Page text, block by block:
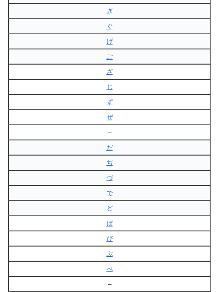
ぎ
ぐ
げ
ご
ざ
じ
ず
ぜ
–
だ
ぢ
づ
で
ど
ば
び
ぶ
べ
–